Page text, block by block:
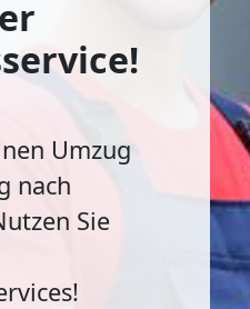
Umzug
nach
Sie